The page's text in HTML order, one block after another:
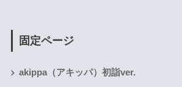
固定ページ
akippa（アキッパ）初詣ver.